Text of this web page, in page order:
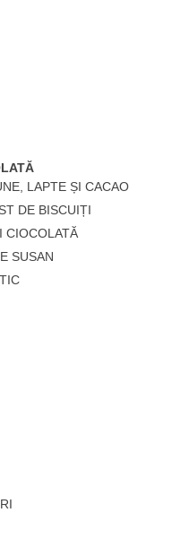
LAPTE ȘI CACAO
DE BISCUIȚI
CIOCOLATĂ
SUSAN